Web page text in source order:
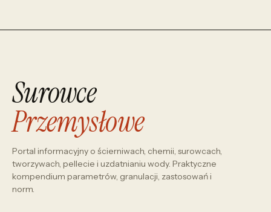
Surowce
Przemysłowe
Portal informacyjny o ścierniwach, chemii, surowcach,
tworzywach, pellecie i uzdatnianiu wody. Praktyczne
kompendium parametrów, granulacji, zastosowań i
norm.